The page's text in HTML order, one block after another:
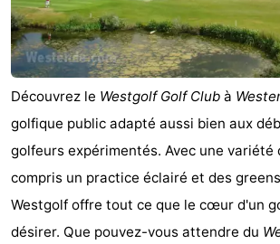
Voir
et
Lieux
Musées
-
Moulins
Attractions
Découvrez le Westgolf Golf Club à
golfique public adapté aussi bien aux
golfeurs expérimentés. Avec une
compris un practice éclairé et des
Westgolf offre tout ce que le cœur d'un
désirer. Que pouvez-vous attendre du